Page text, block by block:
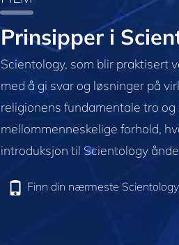
Prinsipper i
Scientology, som blir praktisert
med å gi svar og løsninger på
religionens fundamentale tro
mellommenneskelige forhold,
introduksjon til Scientology
Finn din nærmeste